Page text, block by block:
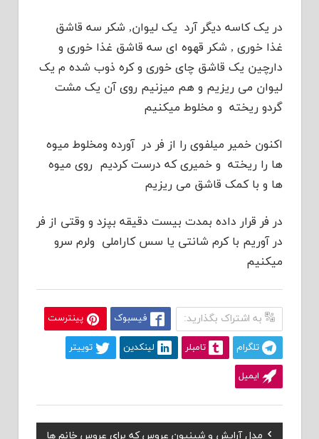
در یک کاسه دیگر آرد یک لیوان, شکر سه قاشق
غذا خوری , شکر قهوه ای سه قاشق غذا خوری و
دارچین یک قاشق چای خوری و کره ذوب شده م یک
لیوان می ریزیم و هم میزنیم روی آن یک مشت
گردو ریخته و مخلوط میکنیم
اکنون خمیر میلفوی را از فر در آورده ومخلوط میوه
ها را ریخته و خمیری که درست کردیم روی میوه
ها و با کمک قاشق می ریزیم
در فر قرار داده بمدت بیست دقیقه بپزد و وقتی از فر
در آوریم با کرم شانتی یا سس کاراملی ولرم سرو
میکنیم
به اشتراک بگذارید: فیسبوک پینترست
تلگرام تامبلر لینکدین توییتر
ایمیل
Previous
مدل آرایش و شینیون عروس که برای عروس خانم ها